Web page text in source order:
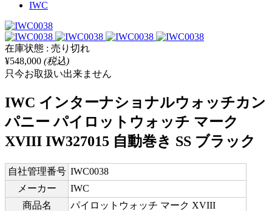
IWC
在庫状態 : 売り切れ
¥548,000 (税込)
只今お取扱い出来ません
IWC インターナショナルウォッチカン
パニー パイロットウォッチ マーク
XVIII IW327015 自動巻き SS ブラック
自社管理番号 IWC0038
メーカー
IWC
商品名
パイロットウォッチ マーク XVIII